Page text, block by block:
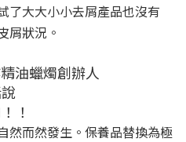
了大大小小去屑產品也沒有
屑狀況。
油蠟燭創辦人
！
然而然發生。保養品替換為極